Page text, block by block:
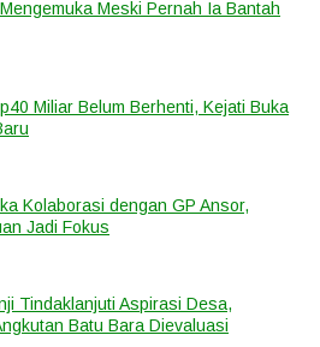
Meski Pernah Ia Bantah
Miliar Belum Berhenti, Kejati Buka
Kolaborasi dengan GP Ansor,
Jadi Fokus
Tindaklanjuti Aspirasi Desa,
Batu Bara Dievaluasi